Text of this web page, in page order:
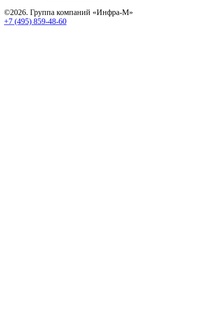
©2026. Группа компаний «Инфра-М»
+7 (495) 859-48-60